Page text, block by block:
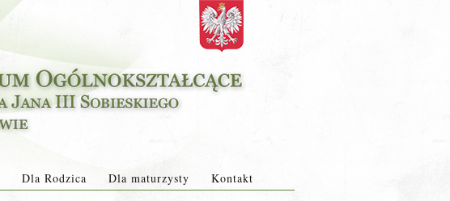
Dla Rodzica Dla maturzysty Kontakt